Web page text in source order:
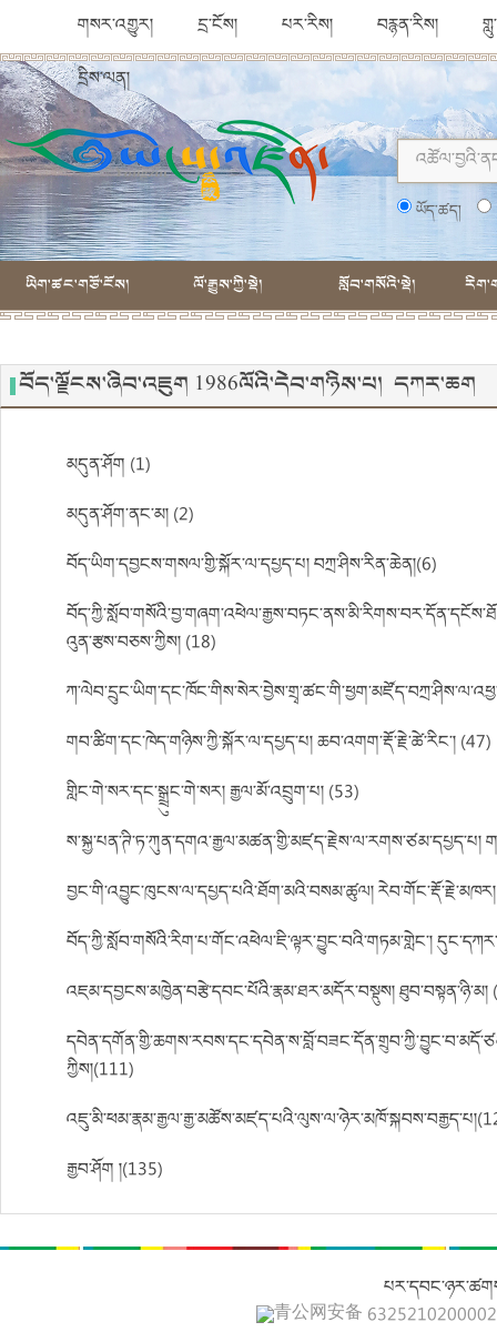
གསར་འགྱུར། དྲ་ངོས། པར་རིས། བརྙན་རིས།
དྲིས་ལན།
ཡོད་ཚད།
ཡིག་ཚང་གཙོ་ངོས། ལོ་རྒྱུས་ཀྱི་སྡེ། སློབ་གསོའི་སྡེ།
བོད་ལྗོངས་ཞིབ་འཇུག 1986ལོའི་དེབ་གཉིས་པ། དཀར་ཆག
མདུན་ཤོག (1)
མདུན་ཤོག་ནང་མ། (2)
བོད་ཡིག་དབྱངས་གསལ་གྱི་སྐོར་ལ་དཔྱད་པ། བཀྲ་ཤིས་རིན་ཆེན།(6)
འུན་རྩས་བཅས་ཀྱིས། (18)
གབ་ཚིག་དང་ཁེད་གཉིས་ཀྱི་སྐོར་ལ་དཔྱད་པ། ཆབ་འགག་རྡོ་རྗེ་ཚེ་རིང་། (47)
གླིང་གེ་སར་དང་སྒྲྲུང་གེ་སར། རྒྱལ་མོ་འབྲུག་པ། (53)
ས་སྐྱ་པན་ཊི་ཏ་ཀུན་དགའ་རྒྱལ་མཚན་གྱི་མཛད་རྗེས་ལ་རགས་ཙམ་དཔྱད་པ།
བྱང་གི་འབྱུང་ཁུངས་ལ་དཔྱད་པའི་ཐོག་མའི་བསམ་ཚུལ།
བོད་ཀྱི་སློབ་གསོའི་རིག་པ་གོང་འཕེལ་ཇི་ལྟར་བྱུང་བའི་གཏམ་གླེང་།
འཇམ་དབྱངས་མཁྱེན་བརྩེ་དབང་པོའི་རྣམ་ཐར་མདོར་བསྡུས།
ཀྱིས།(111)
རྒྱབ་ཤོག །(135)
青公网安备